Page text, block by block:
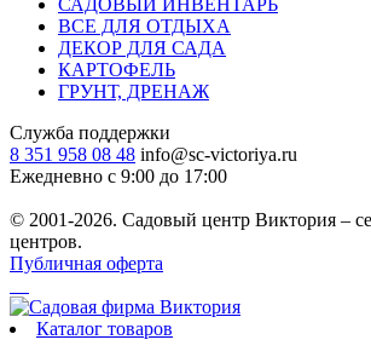
ВСЕ ДЛЯ ОТДЫХА
ДЕКОР ДЛЯ САДА
КАРТОФЕЛЬ
ГРУНТ, ДРЕНАЖ
Служба поддержки
8 351 958 08 48 info@sc-victoriya.ru
Ежедневно с 9:00 до 17:00
© 2001-2026. Садовый центр Виктория –
центров.
Публичная оферта
Каталог товаров